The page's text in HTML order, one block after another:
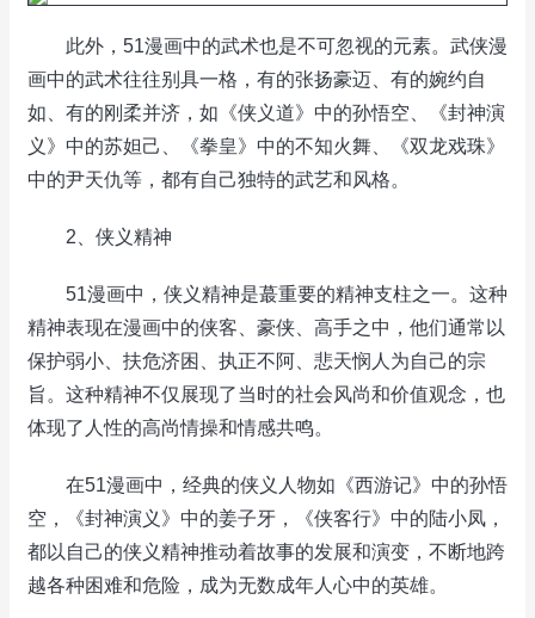
此外，51漫画中的武术也是不可忽视的元素。武侠漫
画中的武术往往别具一格，有的张扬豪迈、有的婉约自
如、有的刚柔并济，如《侠义道》中的孙悟空、《封神演
义》中的苏妲己、《拳皇》中的不知火舞、《双龙戏珠》
中的尹天仇等，都有自己独特的武艺和风格。
2、侠义精神
51漫画中，侠义精神是蕞重要的精神支柱之一。这种
精神表现在漫画中的侠客、豪侠、高手之中，他们通常以
保护弱小、扶危济困、执正不阿、悲天悯人为自己的宗
旨。这种精神不仅展现了当时的社会风尚和价值观念，也
体现了人性的高尚情操和情感共鸣。
在51漫画中，经典的侠义人物如《西游记》中的孙悟
空，《封神演义》中的姜子牙，《侠客行》中的陆小凤，
都以自己的侠义精神推动着故事的发展和演变，不断地跨
越各种困难和危险，成为无数成年人心中的英雄。